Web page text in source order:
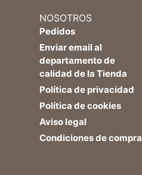
NOSOTROS
Pedidos
Enviar email al
departamento de
calidad de la Tienda
Política de privacidad
Política de cookies
Aviso legal
Condiciones de compra